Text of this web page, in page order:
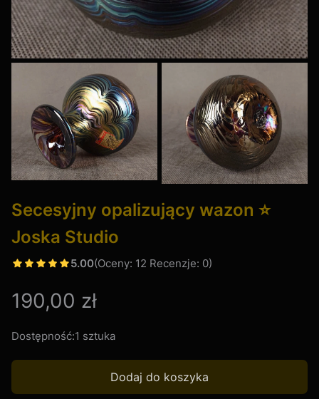
Secesyjny opalizujący wazon ⭐
Joska Studio
5.00(Oceny: 12 Recenzje: 0)
Cena
190,00 zł
Dostępność:1 sztuka
Dodaj do koszyka